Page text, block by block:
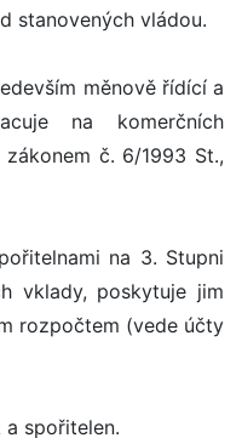
stanovených vládou.
měnově řídící a
na komerčních
č. 6/1993 St.,
na 3. Stupni
vklady, poskytuje jim
rozpočtem (vede účty
spořitelen.